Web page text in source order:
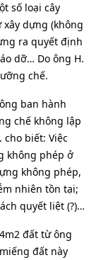
số loại cây
dựng (không
ra quyết định
dỡ… Do ông H.
chế.
ban hành
chế không lập
biết: Việc
không phép ở
không phép,
nhiên tồn tại;
quyết liệt (?)…
đất từ ông
đất này